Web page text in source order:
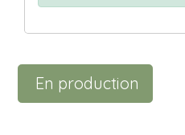
En production